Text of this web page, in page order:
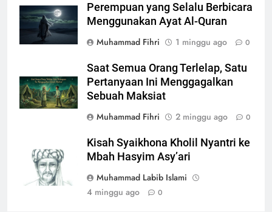
Perempuan yang Selalu Berbicara
Menggunakan Ayat Al-Quran
Muhammad Fihri
1 minggu ago 0
Saat Semua Orang Terlelap, Satu
Pertanyaan Ini Menggagalkan
Sebuah Maksiat
Muhammad Fihri
2 minggu ago 0
Kisah Syaikhona Kholil Nyantri ke
Mbah Hasyim Asy’ari
Muhammad Labib Islami
4 minggu ago
0